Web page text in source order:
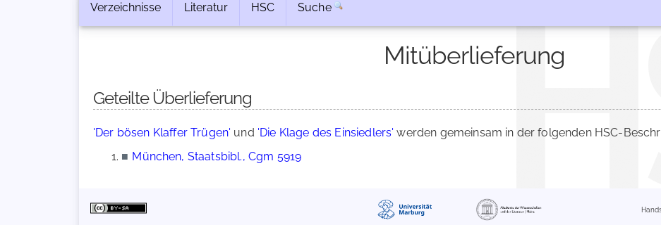
Verzeichnisse Literatur HSC Suche
Mitüberlieferung
Geteilte Überlieferung
'Der bösen Klaffer Trügen' und 'Die Klage des Einsiedlers' werden gemeinsam in der folgenden HSC-
■ München, Staatsbibl., Cgm 5919